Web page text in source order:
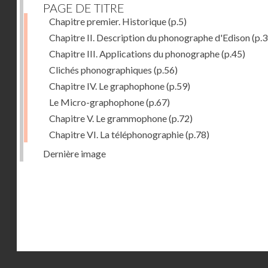
PAGE DE TITRE
Chapitre premier. Historique(p.5)
Chapitre II. Description du phonographe d'Edison
Chapitre III. Applications du phonographe(p.45)
Clichés phonographiques (p.56)
Chapitre IV. Le graphophone(p.59)
Le Micro-graphophone(p.67)
Chapitre V. Le grammophone(p.72)
Chapitre VI. La téléphonographie(p.78)
Dernière image